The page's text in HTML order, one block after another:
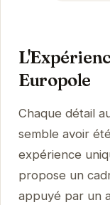
Europole
Chaque détail
semble avoir
expérience
propose un
appuyé par un